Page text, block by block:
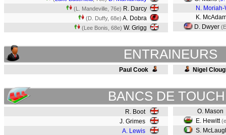
(L. Mandeville, 76e) R. Darcy
(D. Duffy, 68e) A. Dobra
(Lee Bonis, 68e) W. Grigg
N.
K.
D. Dwyer
ENTRAINEURS
Paul Cook Nigel
BANCS DE
R. Boot
J. Grimes
A. Lewis
O. Mason
E. Hewitt
S.